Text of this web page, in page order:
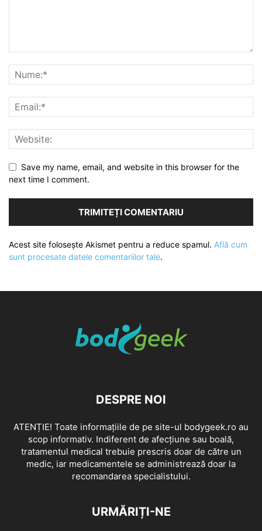
Save my name, email, and website in this browser for the
next time I comment.
Acest site folosește Akismet pentru a reduce spamul. Află cum
sunt procesate datele comentariilor tale.
DESPRE NOI
ATENȚIE! Toate informațiile de pe site-ul bodygeek.ro au
scop informativ. Indiferent de afecțiune sau boală,
tratamentul medical trebuie prescris doar de către un
medic, iar medicamentele se administrează doar la
recomandarea specialistului.
URMĂRIȚI-NE